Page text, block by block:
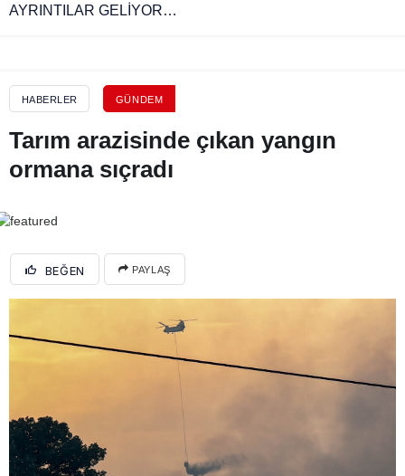
AYRINTILAR GELİYOR…
HABERLER GÜNDEM
Tarım arazisinde çıkan yangın
ormana sıçradı
BEĞEN PAYLAŞ